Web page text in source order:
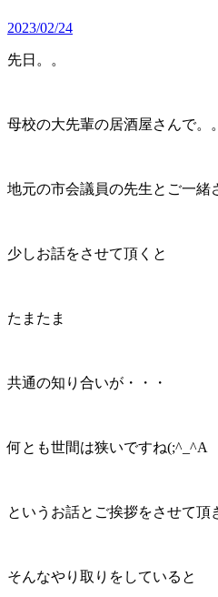
2023/02/24
先日。。
母校の大先輩の居酒屋さんで。。
地元の市会議員の先生とご一緒
少しお話をさせて頂くと
たまたま
共通の知り合いが・・・
何とも世間は狭いですね(;^_^A
というお話とご挨拶をさせて頂
そんなやり取りをしていると